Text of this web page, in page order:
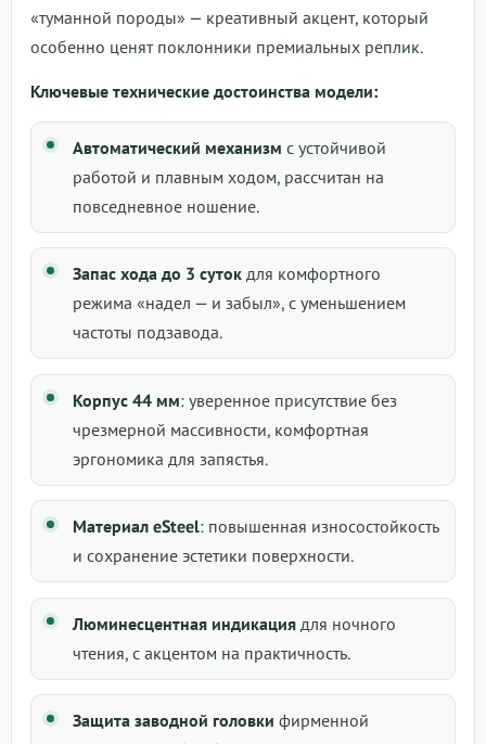
«туманной породы» — креативный акцент, который
особенно ценят поклонники премиальных реплик.
Ключевые технические достоинства модели:
Автоматический механизм с устойчивой
работой и плавным ходом, рассчитан на
повседневное ношение.
Запас хода до 3 суток для комфортного
режима «надел — и забыл», с уменьшением
частоты подзавода.
Корпус 44 мм: уверенное присутствие без
чрезмерной массивности, комфортная
эргономика для запястья.
Материал eSteel: повышенная износостойкость
и сохранение эстетики поверхности.
Люминесцентная индикация для ночного
чтения, с акцентом на практичность.
Защита заводной головки фирменной